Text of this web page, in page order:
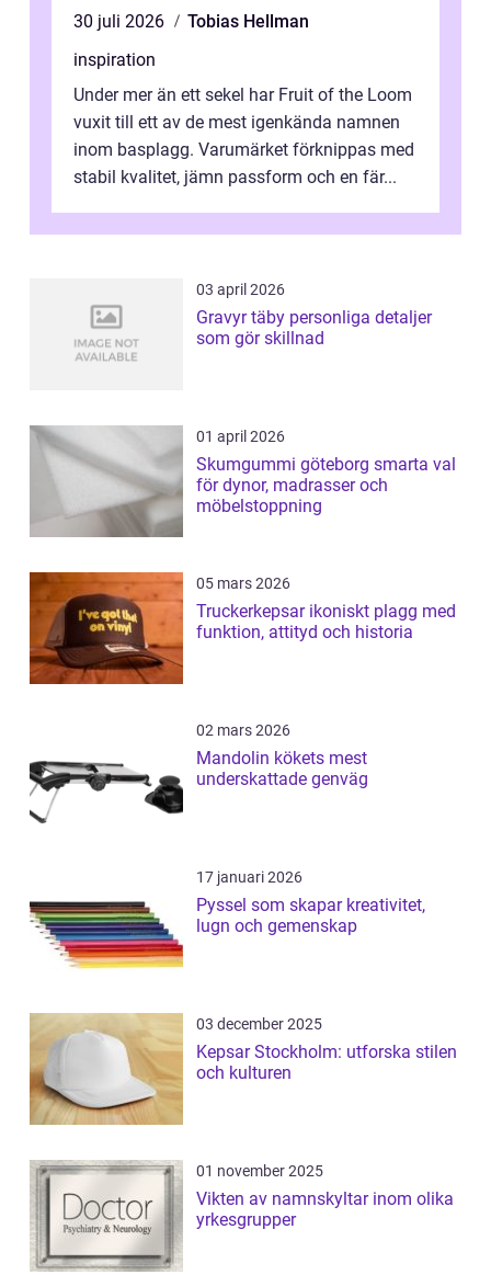
30 juli 2026
Tobias Hellman
inspiration
Under mer än ett sekel har Fruit of the Loom
vuxit till ett av de mest igenkända namnen
inom basplagg. Varumärket förknippas med
stabil kvalitet, jämn passform och en fär...
03 april 2026
Gravyr täby personliga detaljer
som gör skillnad
01 april 2026
Skumgummi göteborg smarta val
för dynor, madrasser och
möbelstoppning
05 mars 2026
Truckerkepsar ikoniskt plagg med
funktion, attityd och historia
02 mars 2026
Mandolin kökets mest
underskattade genväg
17 januari 2026
Pyssel som skapar kreativitet,
lugn och gemenskap
03 december 2025
Kepsar Stockholm: utforska stilen
och kulturen
01 november 2025
Vikten av namnskyltar inom olika
yrkesgrupper